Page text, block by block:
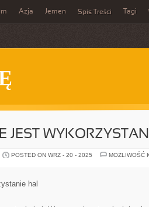
Azja Jemen Spis Treści Tagi
JEST
POSTED ON WRZ - 20 - 2025
MOŻLIWOŚĆ
hal